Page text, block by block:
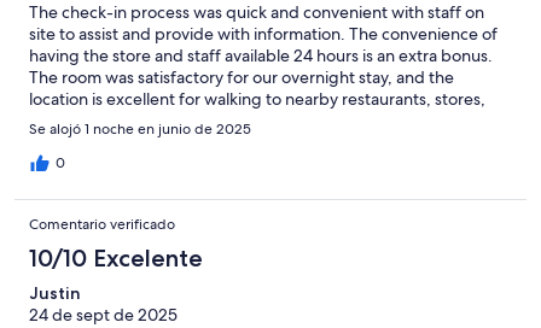
The check-in process was quick and convenient with staff on
site to assist and provide with information. The convenience of
having the store and staff available 24 hours is an extra bonus.
The room was satisfactory for our overnight stay, and the
location is excellent for walking to nearby restaurants, stores,
ATM machines and local sites.
Se alojó 1 noche en junio de 2025
0
Comentario verificado
10/10 Excelente
Justin
24 de sept de 2025